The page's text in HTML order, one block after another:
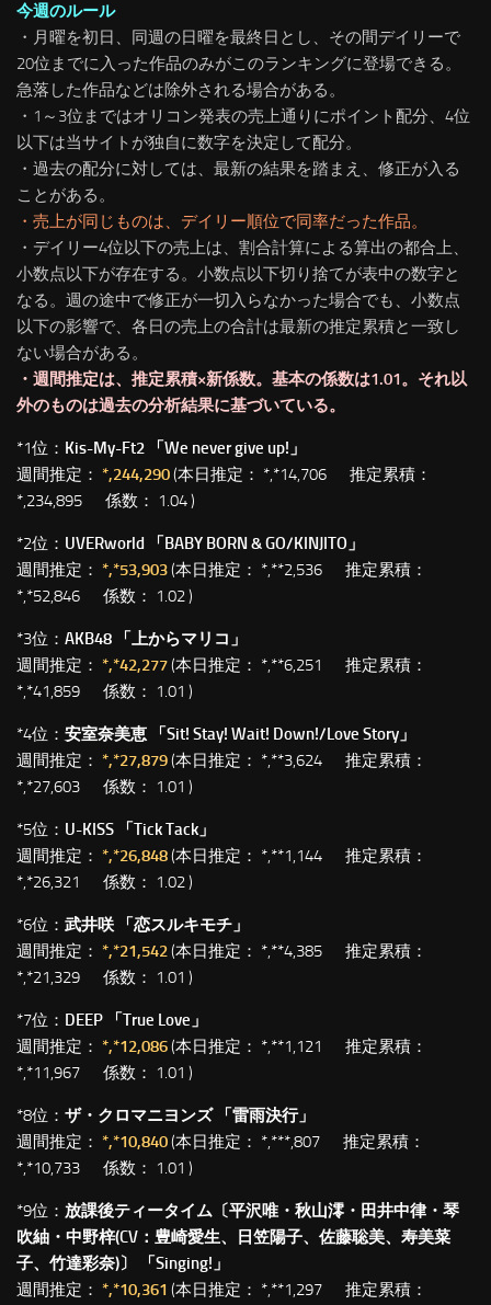
今週のルール
・月曜を初日、同週の日曜を最終日とし、その間デイリーで
20位までに入った作品のみがこのランキングに登場できる。
急落した作品などは除外される場合がある。
・1～3位まではオリコン発表の売上通りにポイント配分、4位
以下は当サイトが独自に数字を決定して配分。
・過去の配分に対しては、最新の結果を踏まえ、修正が入る
ことがある。
・売上が同じものは、デイリー順位で同率だった作品。
・デイリー4位以下の売上は、割合計算による算出の都合上、
小数点以下が存在する。小数点以下切り捨てが表中の数字と
なる。週の途中で修正が一切入らなかった場合でも、小数点
以下の影響で、各日の売上の合計は最新の推定累積と一致し
ない場合がある。
・週間推定は、推定累積×新係数。基本の係数は1.01。それ以
外のものは過去の分析結果に基づいている。
*1位： Kis-My-Ft2 「We never give up!」
週間推定： *,244,290(本日推定： *,*14,706 推定累積：
*,234,895 係数： 1.04 )
*2位： UVERworld 「BABY BORN & GO/KINJITO」
週間推定： *,*53,903(本日推定： *,**2,536 推定累積：
*,*52,846 係数： 1.02 )
*3位： AKB48 「上からマリコ」
週間推定： *,*42,277(本日推定： *,**6,251 推定累積：
*,*41,859 係数： 1.01 )
*4位： 安室奈美恵 「Sit! Stay! Wait! Down!/Love Story」
週間推定： *,*27,879(本日推定： *,**3,624 推定累積：
*,*27,603 係数： 1.01 )
*5位： U-KISS 「Tick Tack」
週間推定： *,*26,848(本日推定： *,**1,144 推定累積：
*,*26,321 係数： 1.02 )
*6位： 武井咲 「恋スルキモチ」
週間推定： *,*21,542(本日推定： *,**4,385 推定累積：
*,*21,329 係数： 1.01 )
*7位： DEEP 「True Love」
週間推定： *,*12,086(本日推定： *,**1,121 推定累積：
*,*11,967 係数： 1.01 )
*8位： ザ・クロマニヨンズ 「雷雨決行」
週間推定： *,*10,840(本日推定： *,***,807 推定累積：
*,*10,733 係数： 1.01 )
*9位： 放課後ティータイム〔平沢唯・秋山澪・田井中律・琴
吹紬・中野梓(CV：豊崎愛生、日笠陽子、佐藤聡美、寿美菜
子、竹達彩奈)〕 「Singing!」
週間推定： *,*10,361 (本日推定： *,**1,297 推定累積：